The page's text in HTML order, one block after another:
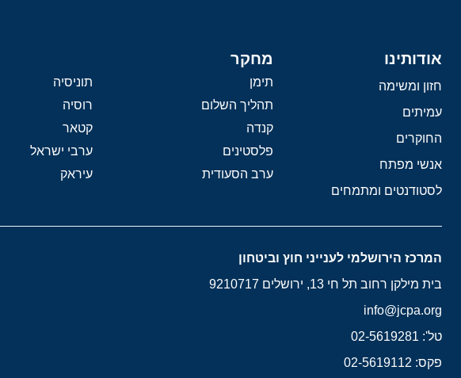
אודותינו
חזון ומשימה
עמיתים
החוקרים
אנשי מפתח
לסטודנטים ומתמחים
מחקר
תימן
תוניסיה
תהליך השלום
רוסיה
קנדה
קטאר
פלסטינים
ערבי ישראל
ערב הסעודית
עיראק
המרכז הירושלמי לענייני חוץ וביטחון
בית מילקן רחוב תל חי 13, ירושלים 9210717
info@jcpa.org
טל': 02-5619281
פקס: 02-5619112